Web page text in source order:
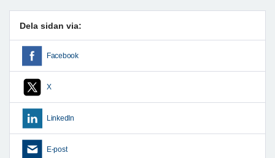
Dela sidan via:
Facebook
X
LinkedIn
E-post